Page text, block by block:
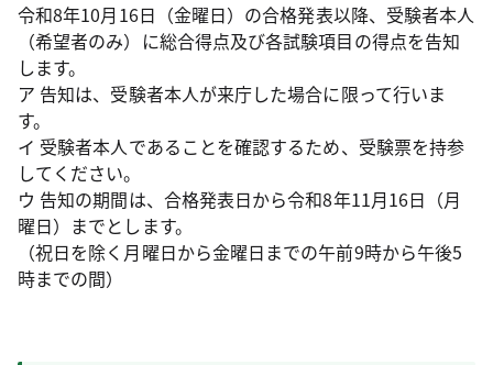
令和8年10月16日（金曜日）の合格発表以降、受験者本人
（希望者のみ）に総合得点及び各試験項目の得点を告知
します。
ア 告知は、受験者本人が来庁した場合に限って行いま
す。
イ 受験者本人であることを確認するため、受験票を持参
してください。
ウ 告知の期間は、合格発表日から令和8年11月16日（月
曜日）までとします。
（祝日を除く月曜日から金曜日までの午前9時から午後5
時までの間）